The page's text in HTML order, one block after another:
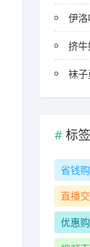
伊
挤
袜
标
省钱
直播
优惠